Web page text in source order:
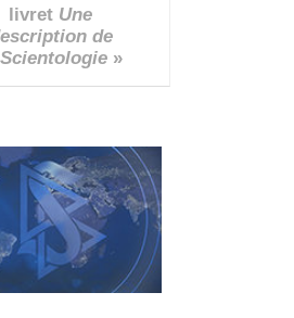
livret Une
de
»